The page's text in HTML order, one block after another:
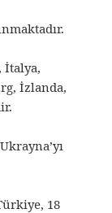
İtalya,
İzlanda,
18